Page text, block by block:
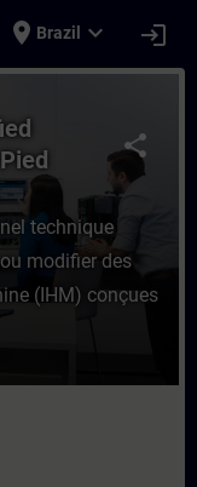
place Brazil expand_more login
share
technique
modifier des
(IHM) conçues